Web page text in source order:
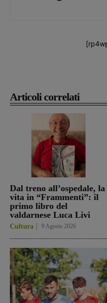
Articoli correlati
Dal treno all’ospedale, la
vita in “Frammenti”: il
primo libro del
valdarnese Luca Livi
Cultura 9 Agosto 2026